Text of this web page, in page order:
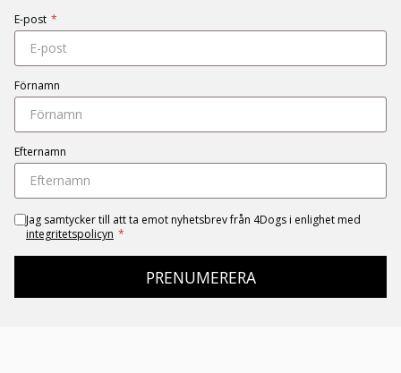
E-post *
Förnamn
Efternamn
Jag samtycker till att ta emot nyhetsbrev från 4Dogs i enlighet med
integritetspolicyn *
PRENUMERERA